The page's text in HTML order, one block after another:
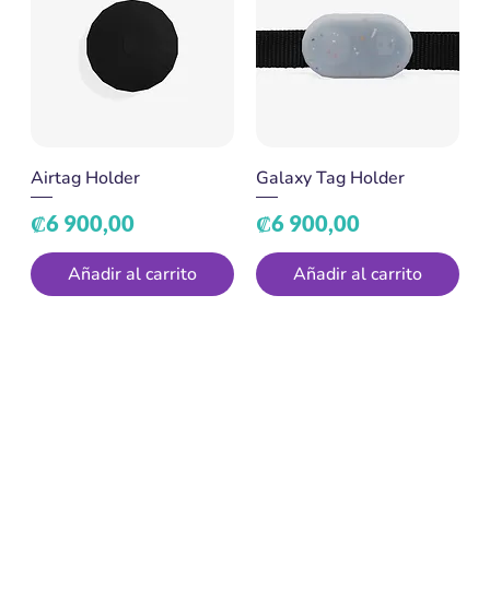
Airtag Holder
Precio
₡6 900,00
Añadir al carrito
Galaxy Tag Holder
Precio
₡6 900,00
Añadir al carrito